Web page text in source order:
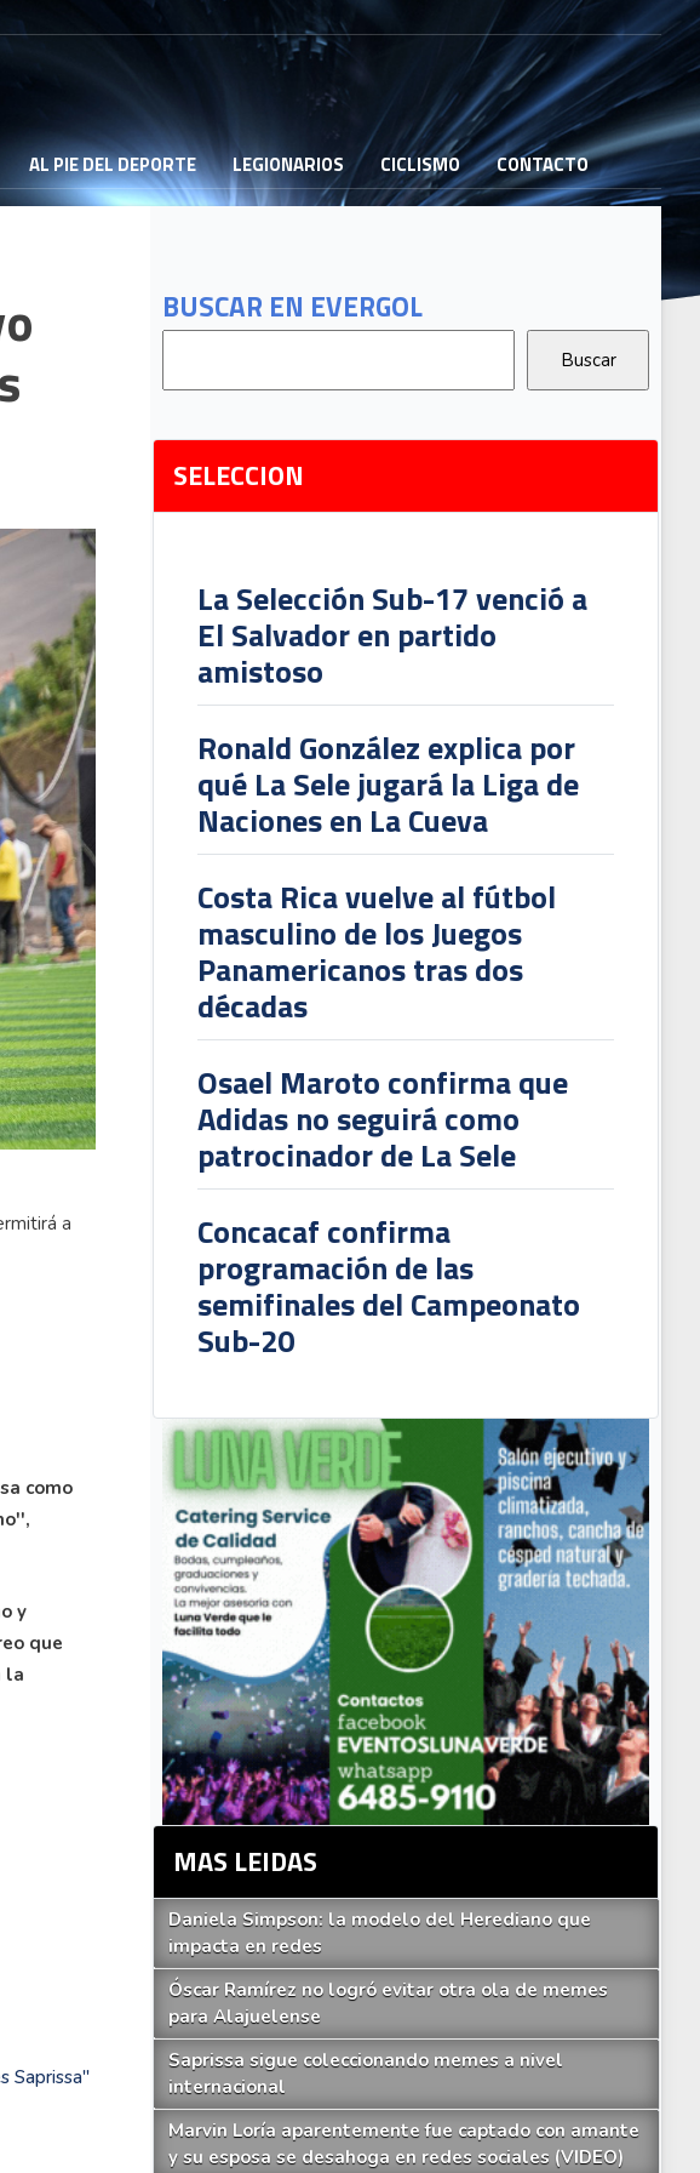
AL PIE DEL DEPORTE LEGIONARIOS CICLISMO CONTACTO
BUSCAR EN EVERGOL
SELECCION
La Selección Sub-17 venció a
El Salvador en partido
amistoso
Ronald González explica por
qué La Sele jugará la Liga de
Naciones en La Cueva
Costa Rica vuelve al fútbol
masculino de los Juegos
Panamericanos tras dos
décadas
Osael Maroto confirma que
Adidas no seguirá como
patrocinador de La Sele
Concacaf confirma
programación de las
semifinales del Campeonato
Sub-20
MAS LEIDAS
Daniela Simpson: la modelo del Herediano que
impacta en redes
Óscar Ramírez no logró evitar otra ola de memes
para Alajuelense
Saprissa sigue coleccionando memes a nivel
internacional
Marvin Loría aparentemente fue captado con amante
y su esposa se desahoga en redes sociales (VIDEO)
a
como
y
que
la
Saprissa''